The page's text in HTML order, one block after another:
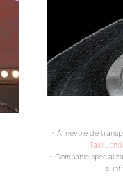
- Ai nevoie de
Taxi
- Companie
si